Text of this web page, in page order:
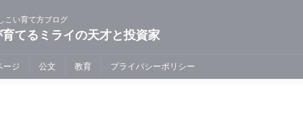
こい育て方ブログ
てるミライの天才と投資家
ージ 公文 教育 プライバシーポリシー